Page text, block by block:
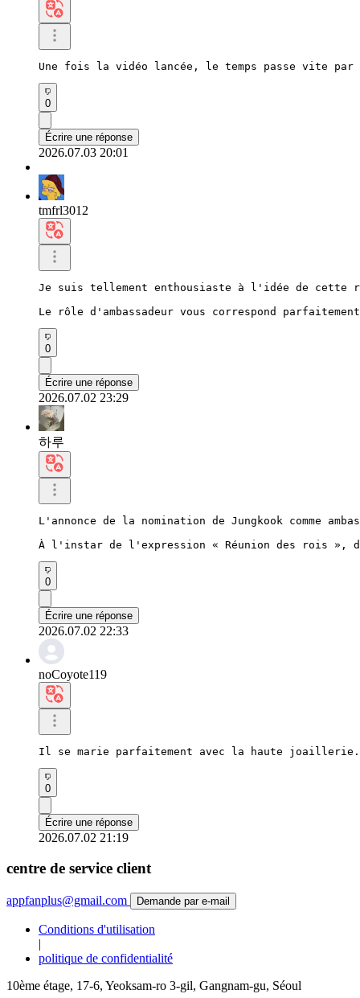
Une fois la vidéo lancée, le temps passe vite par
0
Écrire une réponse
2026.07.03 20:01
tmfrl3012
Je suis tellement enthousiaste à l'idée de cette
Le rôle d'ambassadeur vous correspond
0
Écrire une réponse
2026.07.02 23:29
하루
L'annonce de la nomination de Jungkook comme
À l'instar de l'expression « Réunion des rois »,
0
Écrire une réponse
2026.07.02 22:33
noCoyote119
Il se marie parfaitement avec la haute
0
Écrire une réponse
2026.07.02 21:19
centre de service client
appfanplus@gmail.com Demande par e-mail
Conditions d'utilisation
|
politique de confidentialité
10ème étage, 17-6, Yeoksam-ro 3-gil, Gangnam-gu, Séoul